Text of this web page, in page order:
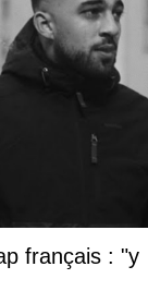
français : "y